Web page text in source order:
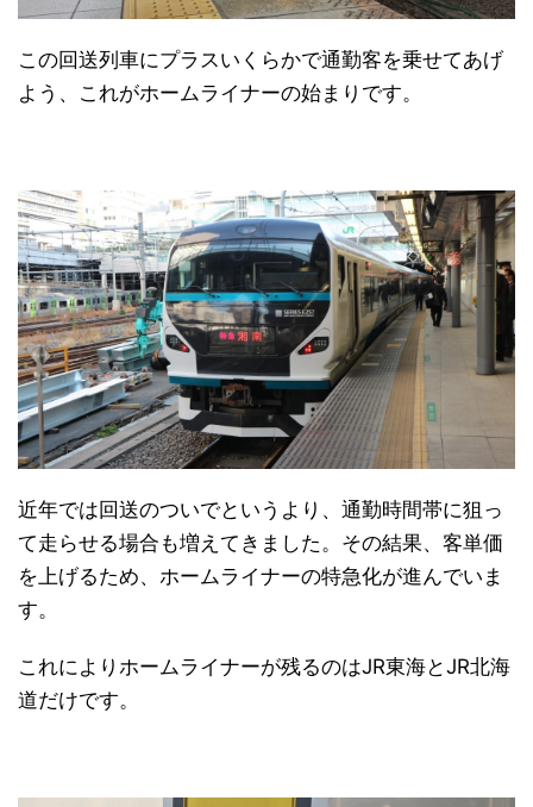
この回送列車にプラスいくらかで通勤客を乗せてあげ
よう、これがホームライナーの始まりです。
近年では回送のついでというより、通勤時間帯に狙っ
て走らせる場合も増えてきました。その結果、客単価
を上げるため、ホームライナーの特急化が進んでいま
す。
これによりホームライナーが残るのはJR東海とJR北海
道だけです。